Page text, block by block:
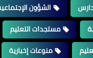
الشؤون
مستجدات التعليم
منوعات إخبارية